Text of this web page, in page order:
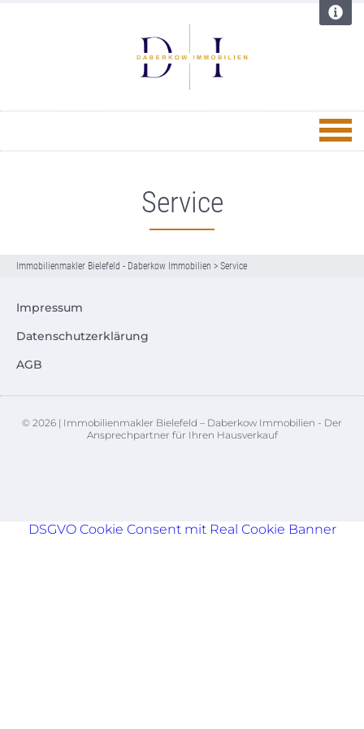
Service
Immobilienmakler Bielefeld - Daberkow Immobilien > Service
Impressum
Datenschutzerklärung
AGB
© 2026 | Immobilienmakler Bielefeld – Daberkow Immobilien - Der
Ansprechpartner für Ihren Hausverkauf
DSGVO Cookie Consent mit Real Cookie Banner